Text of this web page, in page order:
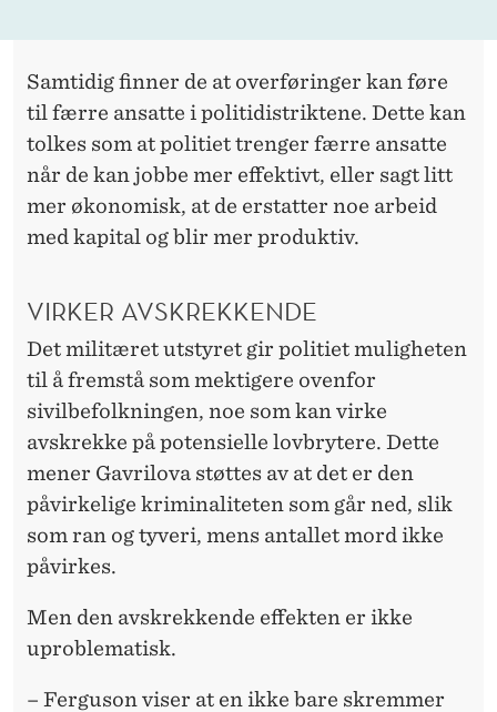
Samtidig finner de at overføringer kan føre
til færre ansatte i politidistriktene. Dette kan
tolkes som at politiet trenger færre ansatte
når de kan jobbe mer effektivt, eller sagt litt
mer økonomisk, at de erstatter noe arbeid
med kapital og blir mer produktiv.
VIRKER AVSKREKKENDE
Det militæret utstyret gir politiet muligheten
til å fremstå som mektigere ovenfor
sivilbefolkningen, noe som kan virke
avskrekke på potensielle lovbrytere. Dette
mener Gavrilova støttes av at det er den
påvirkelige kriminaliteten som går ned, slik
som ran og tyveri, mens antallet mord ikke
påvirkes.
Men den avskrekkende effekten er ikke
uproblematisk.
– Ferguson viser at en ikke bare skremmer